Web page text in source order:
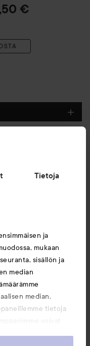
Tietoja
ja
mukaan
sisällön ja
median
median,
tietoja
€